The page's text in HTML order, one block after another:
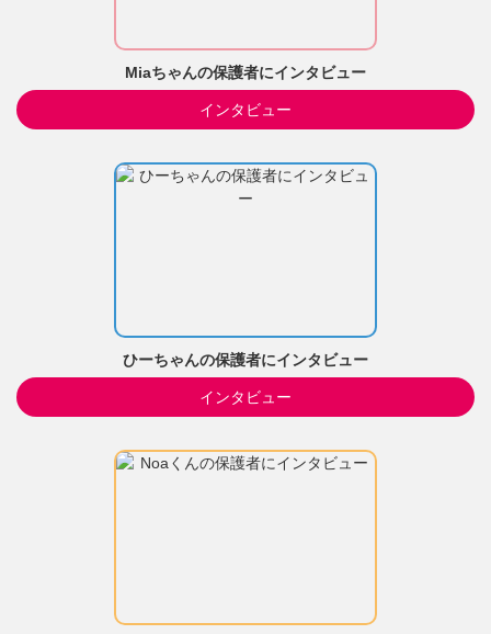
Miaちゃんの保護者にインタビュー
インタビュー
ひーちゃんの保護者にインタビュー
インタビュー